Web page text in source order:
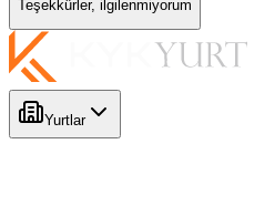
Teşekkürler, ilgilenmiyorum
Yurtlar